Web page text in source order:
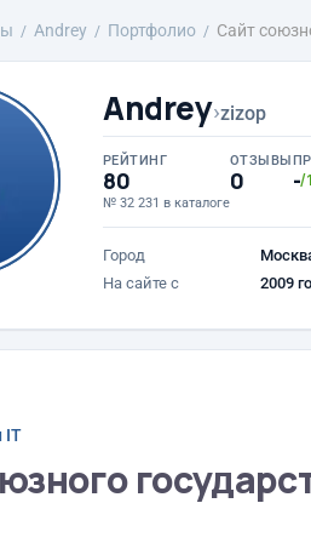
Andrey Портфолио Сайт
Andrey›zizop
РЕЙТИНГ
80
№ 32 231 в каталоге
ОТЗЫВЫ
0 -/
Город
На сайте с
2009
IT